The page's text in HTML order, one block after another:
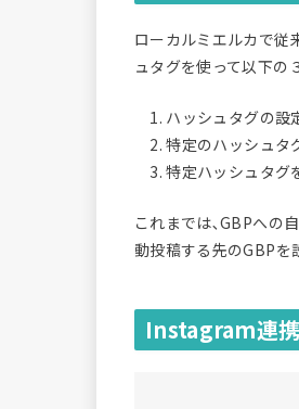
ローカルミエルカで
ュタグを使って以下の
1. ハッシュタグの設
2. 特定のハッシュタ
3. 特定ハッシュタグ
これまでは､GBPへの
動投稿する先のGBPを
Instagram連